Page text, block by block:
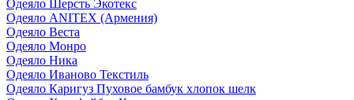
Одеяло Шерсть Экотекс
Одеяло ANITEX (Армения)
Одеяло Веста
Одеяло Монро
Одеяло Ника
Одеяло Иваново Текстиль
Одеяло Каригуз Пуховое бамбук хлопок шелк